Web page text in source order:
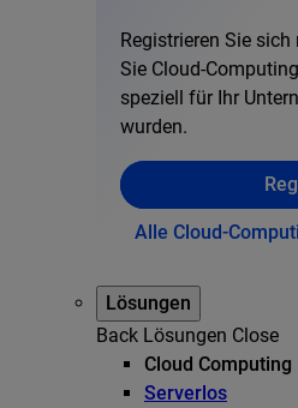
Registrieren Sie
Sie Cloud-
speziell für Ihr
wurden.
Alle Cloud-
Lösungen
Back Lösungen Close
Cloud Computing
Serverlos